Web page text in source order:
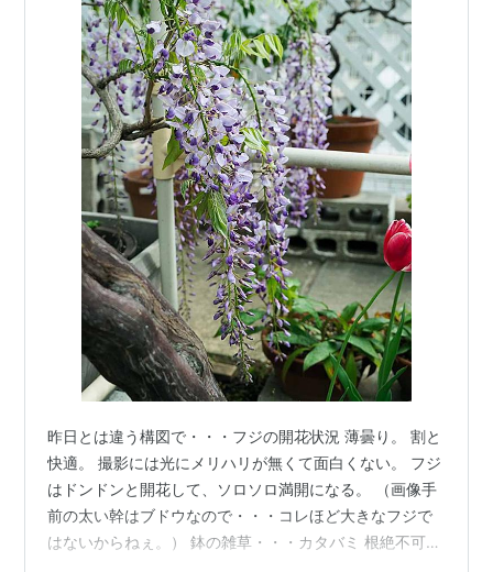
昨日とは違う構図で・・・フジの開花状況 薄曇り。 割と
快適。 撮影には光にメリハリが無くて面白くない。 フジ
はドンドンと開花して、ソロソロ満開になる。 （画像手
前の太い幹はブドウなので・・・コレほど大きなフジで
はないからねぇ。） 鉢の雑草・・・カタバミ 根絶不可の